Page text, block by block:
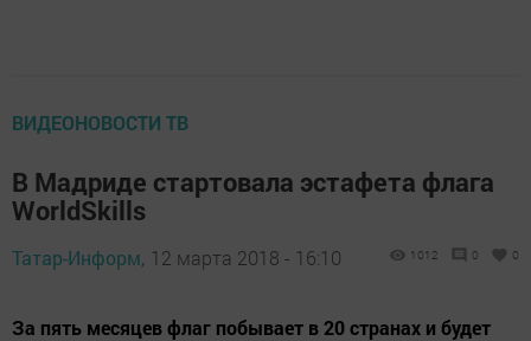
ВИДЕОНОВОСТИ ТВ
В Мадриде стартовала эстафета флага
WorldSkills
Татар-Информ, 12 марта 2018 - 16:10 1012 0 0
За пять месяцев флаг побывает в 20 странах и будет